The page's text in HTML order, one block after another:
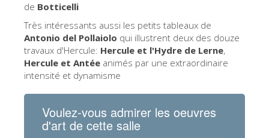
La tour d'Arnolfo
Le Corridor de Vasari
Le Palazzo Vecchio
Santa Maria Novella
Réserver
Réserver une visite guidée
de Botticelli
Très intéressants aussi les petits tableaux de
Antonio del Pollaiolo qui illustrent deux des douze
travaux d'Hercule: Hercule et l'Hydre de Lerne,
Hercule et Antée animés par une extraordinaire
intensité et dynamisme
Voulez-vous admirer les oeuvres
d'art de cette salle